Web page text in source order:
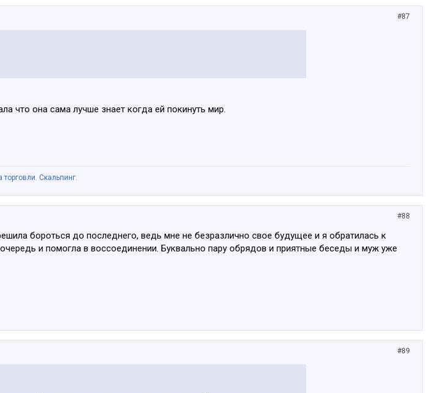
#87
что она сама лучше знает когда ей покинуть мир.
Скальпинг.
#88
бороться до последнего, ведь мне не безразлично свое будущее и я обратилась к
и помогла в воссоединении. Буквально пару обрядов и приятные беседы и муж уже
#89